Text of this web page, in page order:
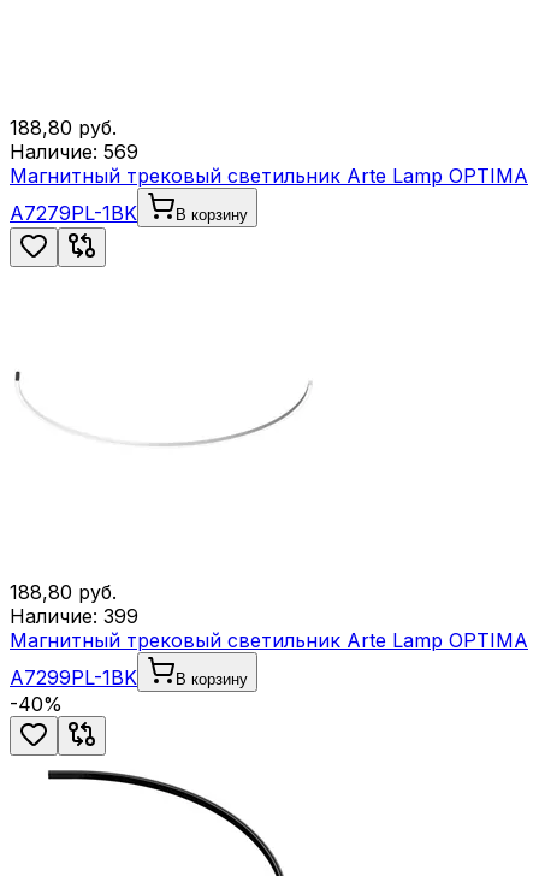
188,80 руб.
Наличие: 569
Магнитный трековый светильник Arte Lamp OPTIMA
A7279PL-1BK
В корзину
188,80 руб.
Наличие: 399
Магнитный трековый светильник Arte Lamp OPTIMA
A7299PL-1BK
В корзину
-40%